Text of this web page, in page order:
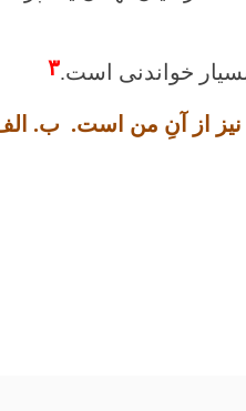
خواندنی است.۳
] نیز از آنِ من است. ب.